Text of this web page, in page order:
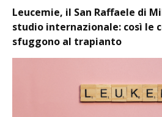
Leucemie, il San Raffaele di
studio internazionale: così le
sfuggono al trapianto